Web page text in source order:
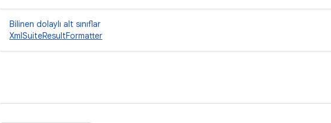
Bilinen dolaylı alt sınıflar
XmlSuiteResultFormatter